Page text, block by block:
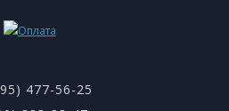
477-56-25